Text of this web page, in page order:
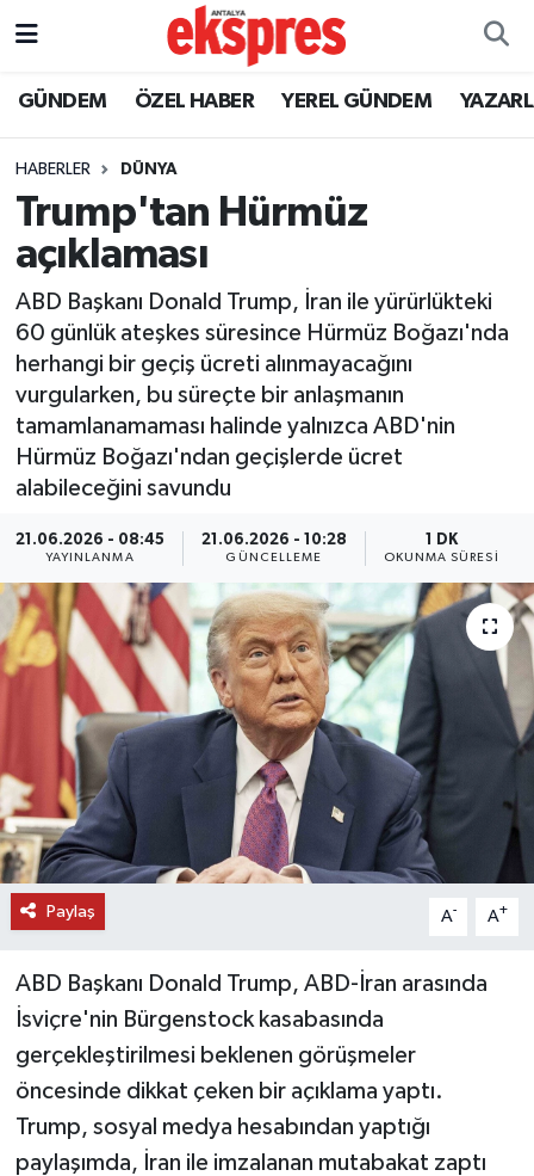
GÜNDEM ÖZEL HABER YEREL GÜNDEM
HABERLER DÜNYA
Trump'tan Hürmüz
açıklaması
ABD Başkanı Donald Trump, İran ile yürürlükteki
60 günlük ateşkes süresince Hürmüz Boğazı'nda
herhangi bir geçiş ücreti alınmayacağını
vurgularken, bu süreçte bir anlaşmanın
tamamlanamaması halinde yalnızca ABD'nin
Hürmüz Boğazı'ndan geçişlerde ücret
alabileceğini savundu
21.06.2026 - 08:45
YAYINLANMA
21.06.2026 - 10:28
GÜNCELLEME
1 DK
OKUNMA SÜRESI
Paylaş A- A+
ABD Başkanı Donald Trump, ABD-İran arasında
İsviçre'nin Bürgenstock kasabasında
gerçekleştirilmesi beklenen görüşmeler
öncesinde dikkat çeken bir açıklama yaptı.
Trump, sosyal medya hesabından yaptığı
paylaşımda, İran ile imzalanan mutabakat zaptı
ÖZEL HABER
YEREL GÜNDEM
EKONOMİ
KÜLTÜR - SANAT
SPOR
SİYASET
EĞİTİM
TURİZM
RÖPORTAJ
VİDEO HABERLER
YAZARLAR
Nöbetçi Eczaneler
Trafik Durumu
Süper Lig Puan Durumu ve Fikstür
Tüm Manşetler
Son Dakika Haberleri
Haber Arşivi